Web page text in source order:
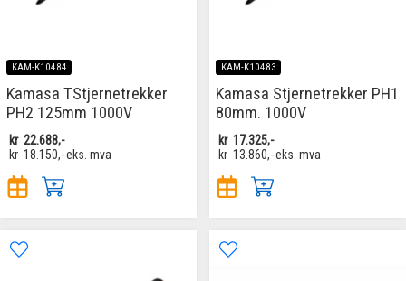
KAM-K10484
Kamasa TStjernetrekker
PH2 125mm 1000V
kr 22.688,-
kr 18.150,-eks. mva
KAM-K10483
Kamasa Stjernetrekker PH1
80mm. 1000V
kr 17.325,-
kr 13.860,-eks. mva